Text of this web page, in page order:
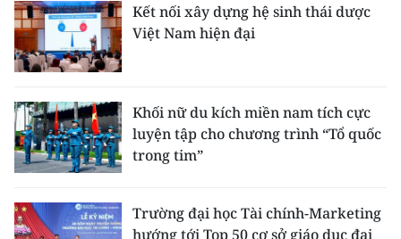
Kết nối xây dựng hệ sinh thái dược
Việt Nam hiện đại
Khối nữ du kích miền nam tích cực
luyện tập cho chương trình “Tổ quốc
trong tim”
Trường đại học Tài chính-Marketing
hướng tới Top 50 cơ sở giáo dục đại